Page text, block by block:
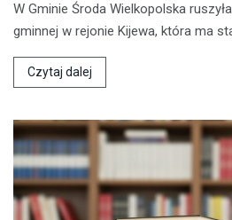
W Gminie Środa Wielkopolska
gminnej w rejonie Kijewa, która ma
Czytaj dalej